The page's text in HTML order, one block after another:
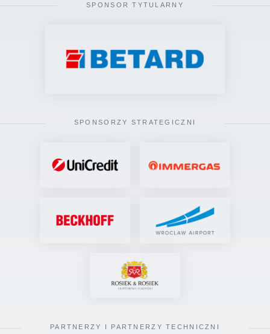
SPONSOR TYTULARNY
SPONSORZY STRATEGICZNI
PARTNERZY I PARTNERZY TECHNICZNI